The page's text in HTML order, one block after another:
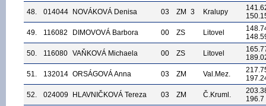
48.
014044 NOVÁKOVÁ Denisa 03 ZM 3 Kralupy
49.
116082 DIMOVOVÁ Barbora 00 ZS Litovel
50.
116080 VAŇKOVÁ Michaela 00 ZS Litovel
51.
132014 ORSÁGOVÁ Anna 03 ZM Val.Mez.
52.
024009 HLAVNIČKOVÁ Tereza 03 ZM Č.Kruml.
196.7